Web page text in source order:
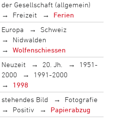
der Gesellschaft (allgemein)
Freizeit
Ferien
Europa
Schweiz
Nidwalden
Wolfenschiessen
Neuzeit 20. Jh.
1951-
2000
1991-2000
1998
stehendes Bild
Fotografie
Positiv
Papierabzug